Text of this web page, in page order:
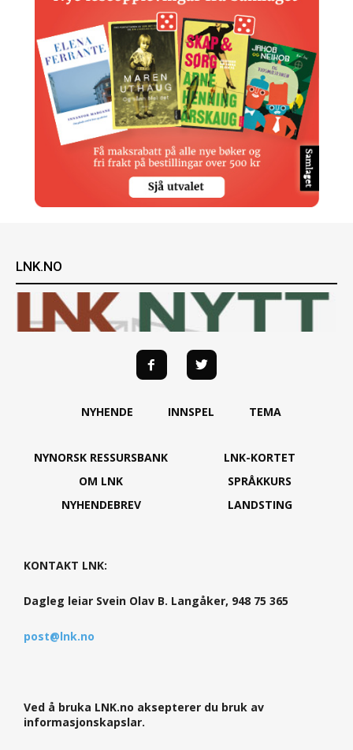
LNK.NO
NYHENDE INNSPEL TEMA
NYNORSK RESSURSBANK
OM LNK
NYHENDEBREV
LNK-KORTET
SPRÅKKURS
LANDSTING
KONTAKT LNK:
Dagleg leiar Svein Olav B. Langåker, 948 75 365
post@lnk.no
Ved å bruka LNK.no aksepterer du bruk av
informasjonskapslar.